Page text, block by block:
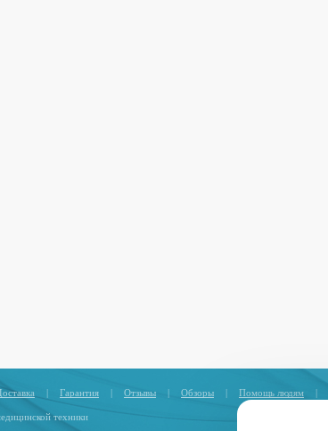
| Гарантия | Отзывы | Обзоры | Помощь людям |
техники